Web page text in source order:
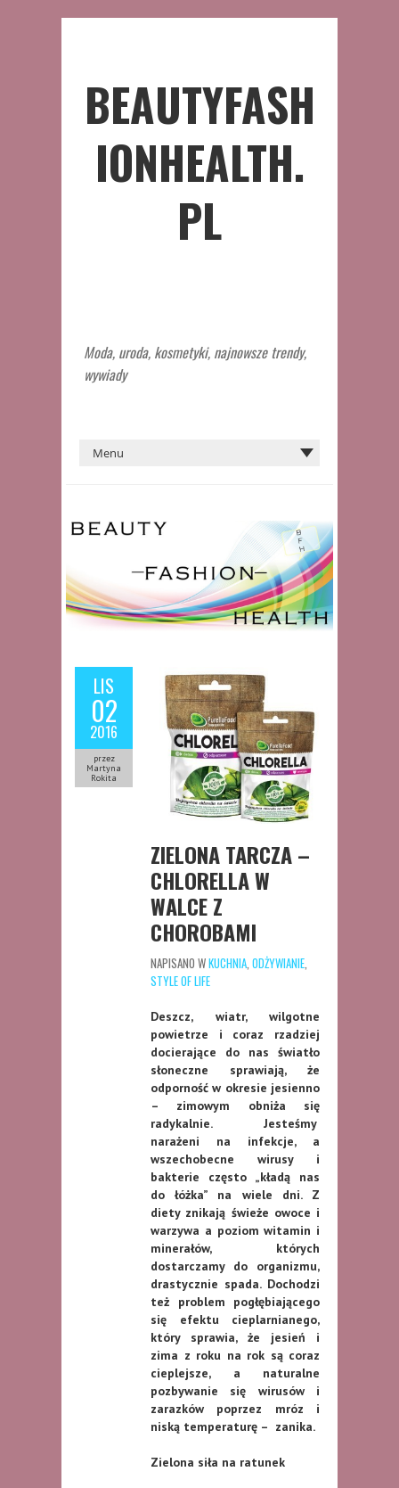
BEAUTYFASH
IONHEALTH.
PL
Moda, uroda, kosmetyki, najnowsze trendy,
wywiady
LIS
02
2016
przez
Martyna
Rokita
ZIELONA TARCZA –
CHLORELLA W
WALCE Z
CHOROBAMI
NAPISANO WKUCHNIA ODŻYWIANIE
STYLE OF LIFE
Deszcz, wiatr, wilgotne
powietrze i coraz rzadziej
docierające do nas światło
słoneczne sprawiają, że
odporność w okresie jesienno
– zimowym obniża się
radykalnie. Jesteśmy
narażeni na infekcje, a
wszechobecne wirusy i
bakterie często „kładą nas
do łóżka” na wiele dni. Z
diety znikają świeże owoce i
warzywa a poziom witamin i
minerałów, których
dostarczamy do organizmu,
drastycznie spada. Dochodzi
też problem pogłębiającego
się efektu cieplarnianego,
który sprawia, że jesień i
zima z roku na rok są coraz
cieplejsze, a naturalne
pozbywanie się wirusów i
zarazków poprzez mróz i
niską temperaturę – zanika.
Zielona siła na ratunek